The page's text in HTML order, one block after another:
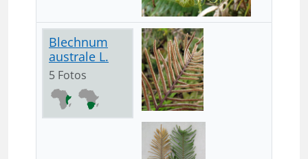
Blechnum
australe L.
5 Fotos